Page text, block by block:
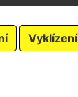
Vyklízení